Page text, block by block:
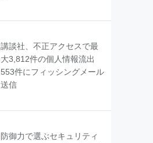
講談社、不正アクセスで最
大3,812件の個人情報流出
553件にフィッシングメール
送信
防御力で選ぶセキュリティ